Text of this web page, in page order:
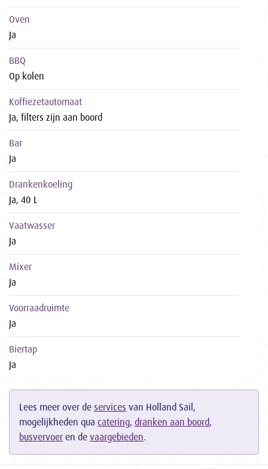
Oven
Ja
BBQ
Op kolen
Koffiezetautomaat
Ja, filters zijn aan boord
Bar
Ja
Drankenkoeling
Ja, 40 L
Vaatwasser
Ja
Mixer
Ja
Voorraadruimte
Ja
Biertap
Ja
Lees meer over de services van Holland Sail,
mogelijkheden qua catering, dranken aan boord,
busvervoer en de vaargebieden.